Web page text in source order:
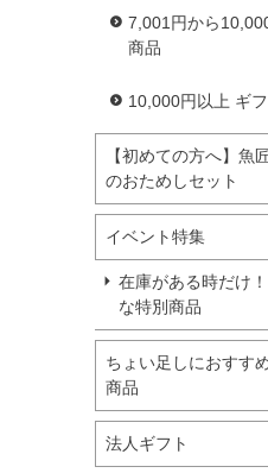
7,001円から
商品
10,000円以上 ギ
【初めての方へ】魚
のおためしセット
イベント特集
在庫がある時だけ
な特別商品
ちょい足しにおすす
商品
法人ギフト